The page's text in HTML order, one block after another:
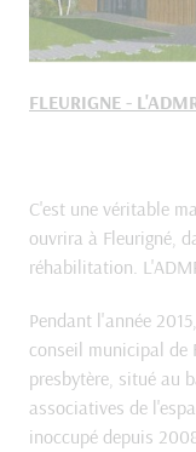
FLEURIGNE -
C'est une véritable
ouvrira à Fleurigné,
réhabilitation.
Pendant l'année
conseil municipal de
presbytère, situé au
associatives de
inoccupé depuis